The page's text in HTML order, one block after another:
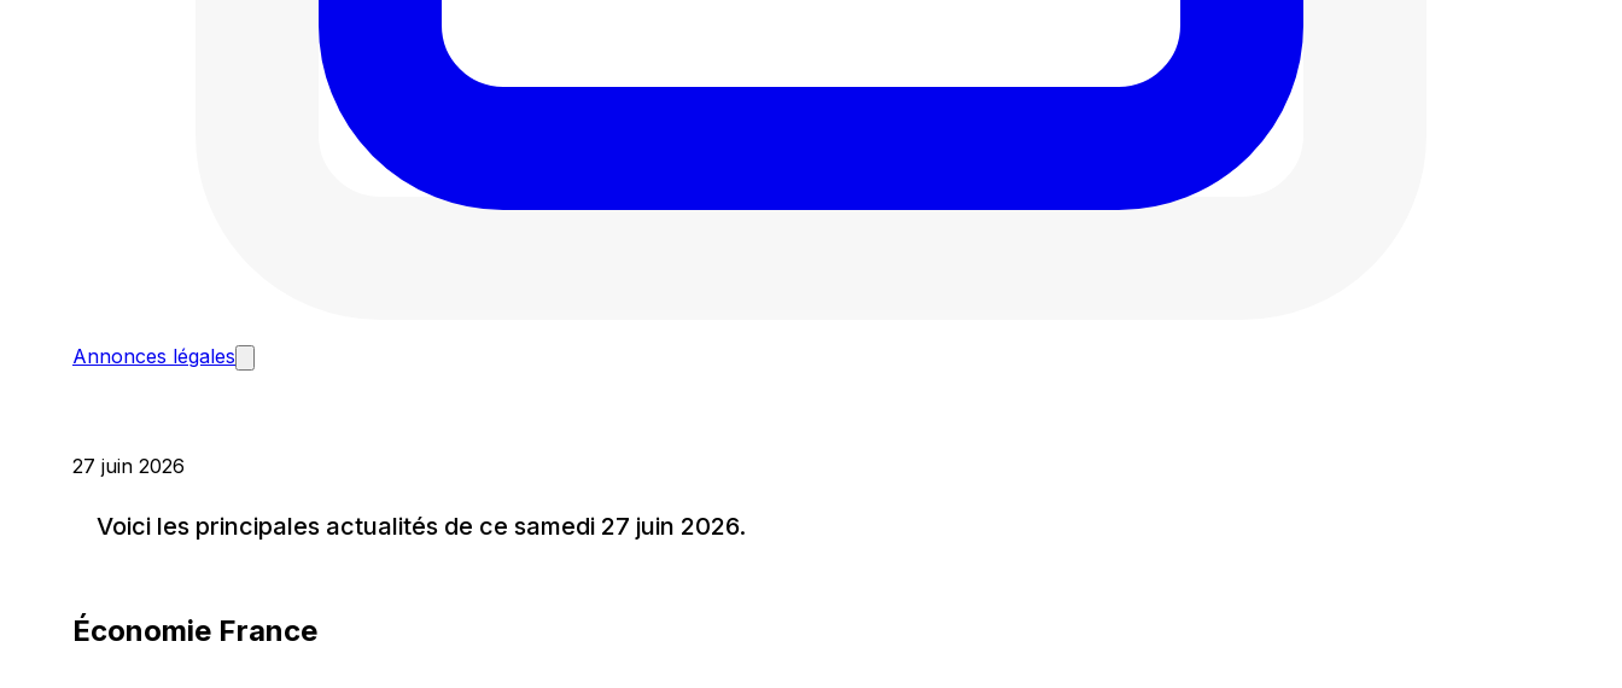
Annonces légales
27 juin 2026
Voici les principales actualités de ce samedi 27 juin 2026.
Économie France